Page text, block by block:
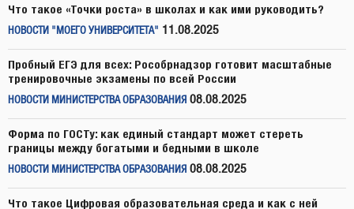
Что такое «Точки роста» в школах и как ими руководить?
НОВОСТИ "МОЕГО УНИВЕРСИТЕТА" 11.08.2025
Пробный ЕГЭ для всех: Рособрнадзор готовит масштабные
тренировочные экзамены по всей России
НОВОСТИ МИНИСТЕРСТВА ОБРАЗОВАНИЯ 08.08.2025
Форма по ГОСТу: как единый стандарт может стереть
границы между богатыми и бедными в школе
НОВОСТИ МИНИСТЕРСТВА ОБРАЗОВАНИЯ 08.08.2025
Что такое Цифровая образовательная среда и как с ней